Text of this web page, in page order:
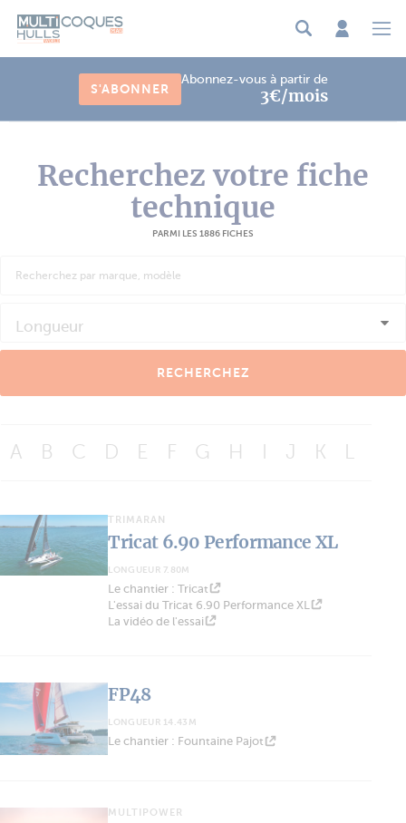
S'ABONNER
Abonnez-vous à partir de
3€/mois
Recherchez votre fiche
technique
PARMI LES 1886 FICHES
Longueur
RECHERCHEZ
A B C D E F G H J K L
TRIMARAN
Tricat 6.90 Performance XL
LONGUEUR 7.80M
Le chantier : Tricat
L'essai du Tricat 6.90 Performance XL
La vidéo de l'essai
FP48
LONGUEUR 14.43M
Le chantier : Fountaine Pajot
MULTIPOWER